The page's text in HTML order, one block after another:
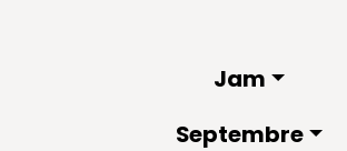
Jam
Septembre